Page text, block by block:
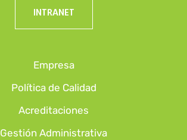
INTRANET
Empresa
Política de Calidad
Acreditaciones
Gestión Administrativa